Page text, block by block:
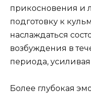
прикосновения и
подготовку к
наслаждаться
возбуждения в
периода,
Более глубокая